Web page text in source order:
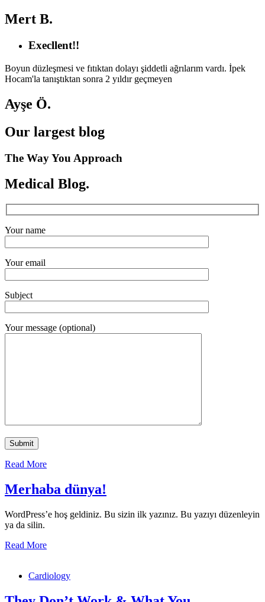
Mert B.
Execllent!!
Boyun düzleşmesi ve fıtıktan dolayı şiddetli ağrılarım vardı. İpek
Hocam'la tanıştıktan sonra 2 yıldır geçmeyen
Ayşe Ö.
Our largest blog
The Way You Approach
Medical Blog.
Your name
Your email
Subject
Your message (optional)
Read More
Merhaba dünya!
WordPress’e hoş geldiniz. Bu sizin ilk yazınız. Bu yazıyı düzenleyin
ya da silin.
Read More
Cardiology